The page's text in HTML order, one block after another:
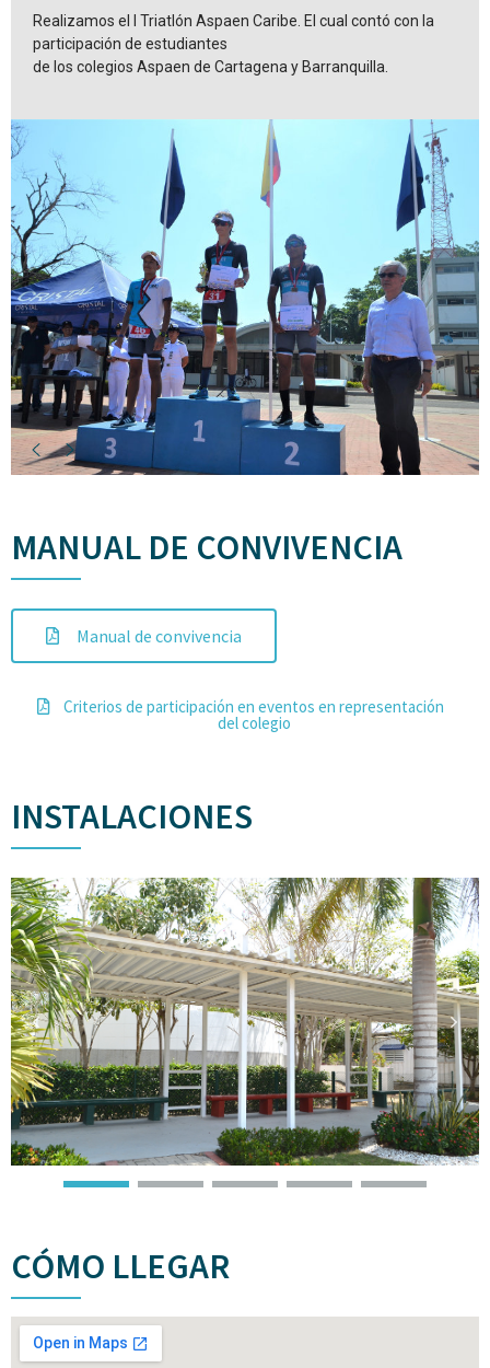
Realizamos el I Triatlón Aspaen Caribe. El cual contó con la
participación de estudiantes
de los colegios Aspaen de Cartagena y Barranquilla.
MANUAL DE CONVIVENCIA
Manual de convivencia
Criterios de participación en eventos en representación
del colegio
INSTALACIONES
CÓMO LLEGAR